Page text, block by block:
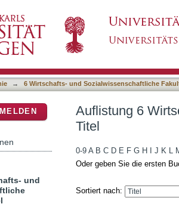
→ 6 Wirtschafts- und Sozialwissenschaftliche
Auflistung 6
Titel
0-9 A B C D E F G H J K L
Oder geben Sie die ersten
Sortiert nach:
und